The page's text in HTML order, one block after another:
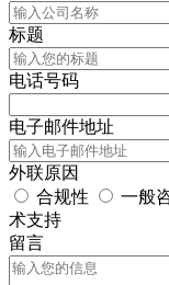
标题
电话号码
电子邮件地址
外联原因
合规性
一般
术支持
留言